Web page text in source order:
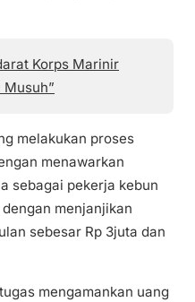
Korps Marinir
melakukan proses
menawarkan
sebagai pekerja kebun
menjanjikan
sebesar Rp 3juta dan
mengamankan uang